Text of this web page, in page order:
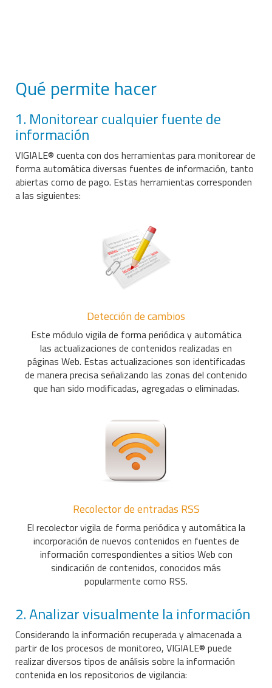
Qué permite hacer
1. Monitorear cualquier fuente de
información
VIGIALE® cuenta con dos herramientas para monitorear de
forma automática diversas fuentes de información, tanto
abiertas como de pago. Estas herramientas corresponden
a las siguientes:
Detección de cambios
Este módulo vigila de forma periódica y automática
las actualizaciones de contenidos realizadas en
páginas Web. Estas actualizaciones son identificadas
de manera precisa señalizando las zonas del contenido
que han sido modificadas, agregadas o eliminadas.
Recolector de entradas RSS
El recolector vigila de forma periódica y automática la
incorporación de nuevos contenidos en fuentes de
información correspondientes a sitios Web con
sindicación de contenidos, conocidos más
popularmente como RSS.
2. Analizar visualmente la información
Considerando la información recuperada y almacenada a
partir de los procesos de monitoreo, VIGIALE® puede
realizar diversos tipos de análisis sobre la información
contenida en los repositorios de vigilancia: